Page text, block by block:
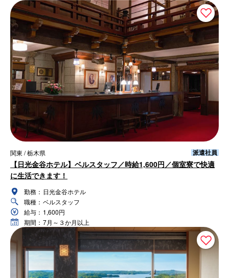
関東 / 栃木県 派遣社員
【日光金谷ホテル】ベルスタッフ／時給1,600円／個室寮で快適
に生活できます！
勤務： 日光金谷ホテル
職種： ベルスタッフ
給与： 1,600円
期間： 7月～３か月以上